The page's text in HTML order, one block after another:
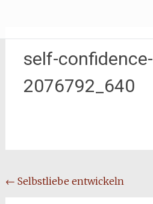
springen
self-confidence-
2076792_640
Beitragsnavigation
← Selbstliebe entwickeln